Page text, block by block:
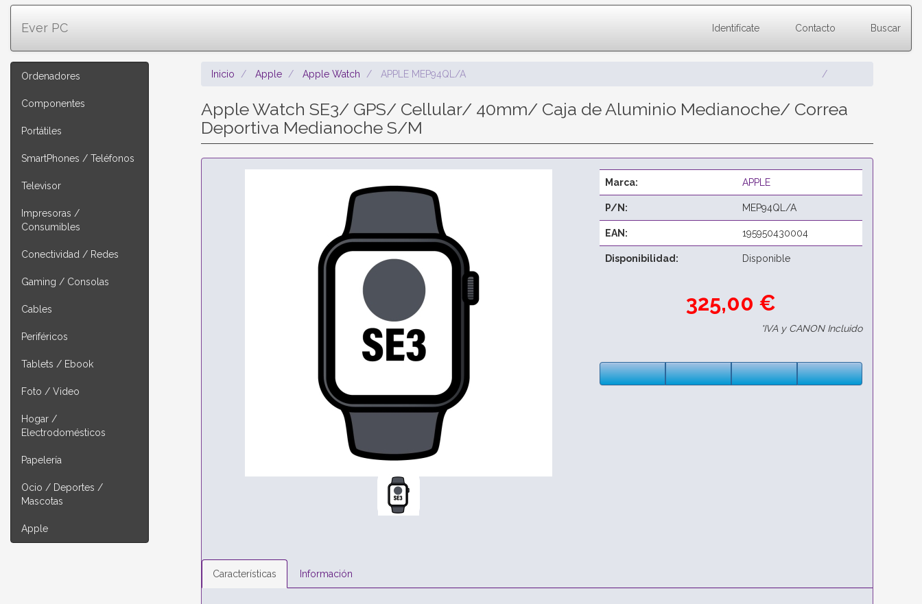
Ever PC Identifícate Contacto Buscar
Ordenadores
Componentes
Portátiles
SmartPhones / Teléfonos
Televisor
Impresoras /
Consumibles
Conectividad / Redes
Gaming / Consolas
Cables
Periféricos
Tablets / Ebook
Foto / Video
Hogar /
Electrodomésticos
Papelería
Ocio / Deportes /
Mascotas
Apple
Inicio Apple Apple Watch APPLE MEP94QL/A
Apple Watch SE3/ GPS/ Cellular/ 40mm/ Caja de Aluminio Medianoche/ Correa
Deportiva Medianoche S/M
Marca: APPLE
P/N: MEP94QL/A
EAN: 195950430004
Disponibilidad: Disponible
325,00 €
*IVA y CANON Incluido
Características Información